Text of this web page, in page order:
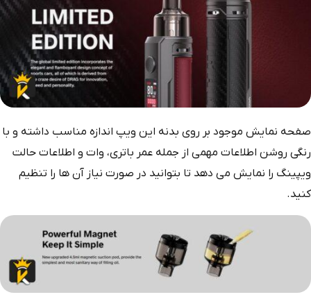
صفحه نمایش موجود بر روی بدنه این ویپ اندازه مناسب داشته و با
رنگی روشن اطلاعات مهمی از جمله عمر باتری، وات و اطلاعات حالت
ویپینگ را نمایش می دهد تا بتوانید در صورت نیاز آن ها را تنظیم
کنید.